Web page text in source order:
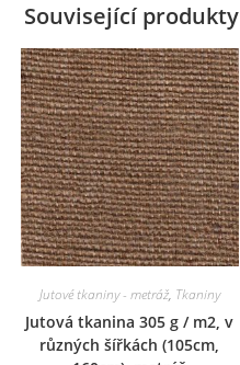
Související produkty
Jutové tkaniny - metráž, Tkaniny
Jutová tkanina 305 g / m2, v
různých šířkách (105cm,